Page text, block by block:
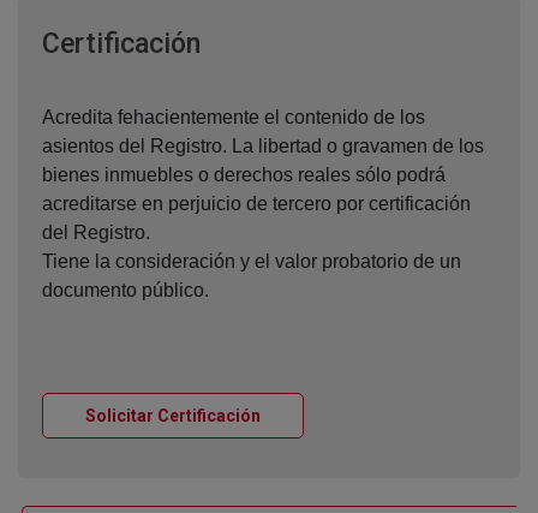
Certificación
Acredita fehacientemente el contenido de los
asientos del Registro. La libertad o gravamen de los
bienes inmuebles o derechos reales sólo podrá
acreditarse en perjuicio de tercero por certificación
del Registro.
Tiene la consideración y el valor probatorio de un
documento público.
Solicitar Certificación